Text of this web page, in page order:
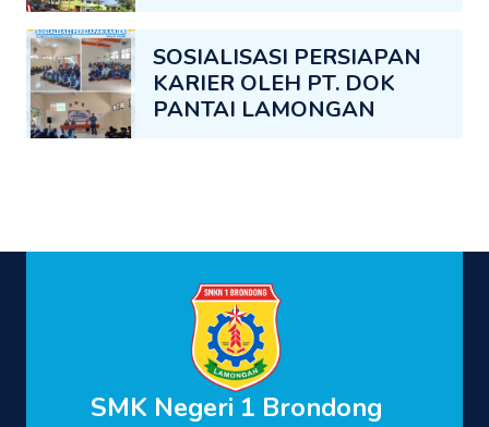
SOSIALISASI PERSIAPAN
KARIER OLEH PT. DOK
PANTAI LAMONGAN
SMK Negeri 1 Brondong